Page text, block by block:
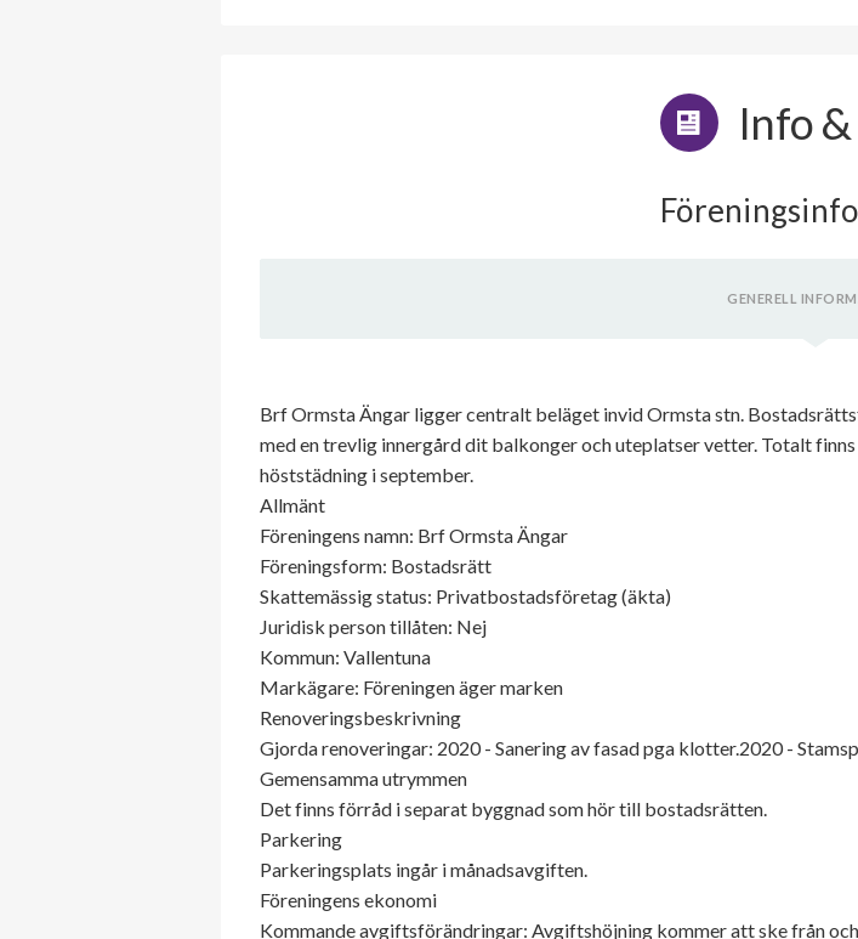
Info
GENERELL
Brf Ormsta Ängar ligger centralt beläget invid Ormsta stn.
med en trevlig innergård dit balkonger och uteplatser vetter. Totalt
höststädning i september.
Allmänt
Föreningens namn: Brf Ormsta Ängar
Föreningsform: Bostadsrätt
Skattemässig status: Privatbostadsföretag (äkta)
Juridisk person tillåten: Nej
Kommun: Vallentuna
Markägare: Föreningen äger marken
Renoveringsbeskrivning
Gjorda renoveringar: 2020 - Sanering av fasad pga klotter.2020 -
Gemensamma utrymmen
Det finns förråd i separat byggnad som hör till bostadsrätten.
Parkering
Parkeringsplats ingår i månadsavgiften.
Föreningens ekonomi
Kommande avgiftsförändringar: Avgiftshöjning kommer att ske från